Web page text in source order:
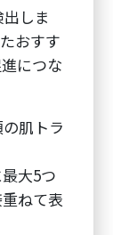
しま
おすす
につな
肌トラ
大5つ
ねて表